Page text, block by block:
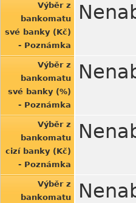
Výběr z
bankomatu
své banky (Kč)
- Poznámka
Výběr z
bankomatu
své banky (%)
- Poznámka
Výběr z
bankomatu
cizí banky (Kč)
- Poznámka
Výběr z
bankomatu